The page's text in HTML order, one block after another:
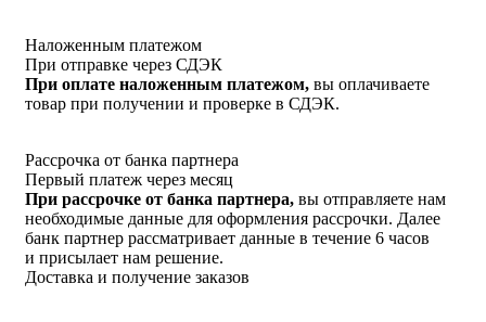
Наложенным платежом
При отправке через СДЭК
При оплате наложенным платежом, вы оплачиваете
товар при получении и проверке в СДЭК.
Рассрочка от банка партнера
Первый платеж через месяц
При рассрочке от банка партнера, вы отправляете нам
необходимые данные для оформления рассрочки. Далее
банк партнер рассматривает данные в течение 6 часов
и присылает нам решение.
Доставка и получение заказов